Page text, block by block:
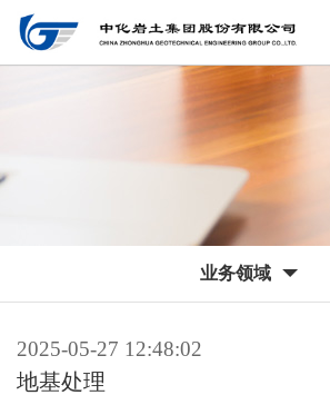
业务领域
2025-05-27 12:48:02
地基处理